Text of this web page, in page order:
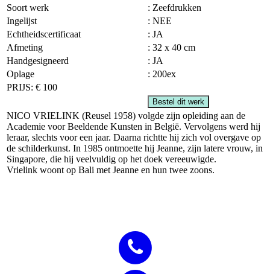
Soort werk
: Zeefdrukken
Ingelijst
: NEE
Echtheidscertificaat
: JA
Afmeting
: 32 x 40 cm
Handgesigneerd
: JA
Oplage
: 200ex
PRIJS: € 100
Bestel dit werk
NICO VRIELINK (Reusel 1958) volgde zijn opleiding aan de
Academie voor Beeldende Kunsten in België. Vervolgens werd hij
leraar, slechts voor een jaar. Daarna richtte hij zich vol overgave op
de schilderkunst. In 1985 ontmoette hij Jeanne, zijn latere vrouw, in
Singapore, die hij veelvuldig op het doek vereeuwigde.
Vrielink woont op Bali met Jeanne en hun twee zoons.